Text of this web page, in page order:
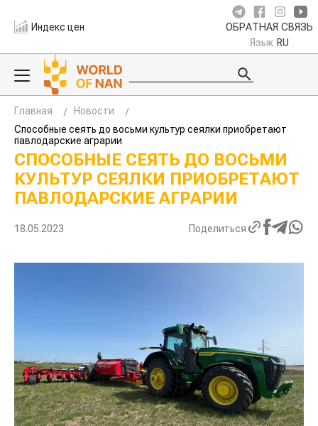
Индекс цен ОБРАТНАЯ СВЯЗЬ
Язык RU
Главная
Новости
Способные сеять до восьми культур сеялки приобретают
павлодарские аграрии
СПОСОБНЫЕ СЕЯТЬ ДО ВОСЬМИ
КУЛЬТУР СЕЯЛКИ ПРИОБРЕТАЮТ
ПАВЛОДАРСКИЕ АГРАРИИ
18.05.2023 Поделиться